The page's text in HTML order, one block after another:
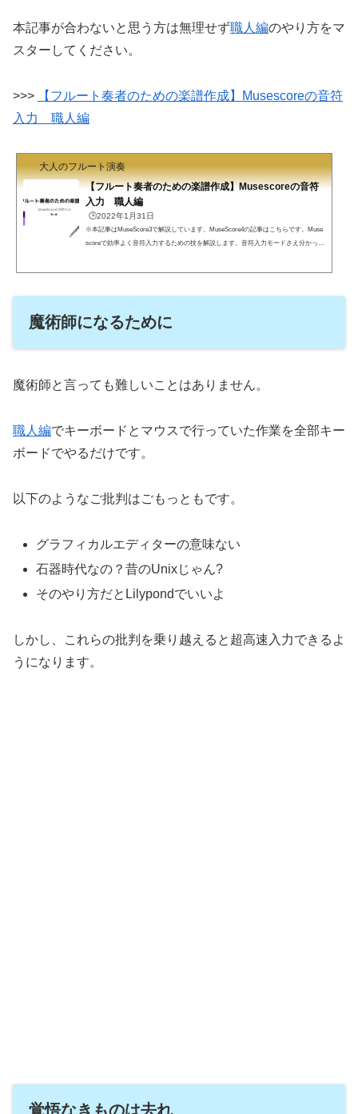
本記事が合わないと思う方は無理せず職人編のやり方をマ
スターしてください。
>>>
【フルート奏者のための楽譜作成】Musescoreの音符
入力 職人編
大人のフルート演奏
【フルート奏者のための楽譜作成】Musescoreの音符
入力 職人編
🕒️2022年1月31日
※本記事はMuseScore3で解説しています。MuseScore4の記事はこちらです。Muse
scoreで効率よく音符入力するための技を解説します。音符入力モードさえ分かって
「音符入力モード」について理解していない方は音符入力モードの説明を読んでか
魔術師になるために
魔術師と言っても難しいことはありません。
職人編でキーボードとマウスで行っていた作業を全部キー
ボードでやるだけです。
以下のようなご批判はごもっともです。
グラフィカルエディターの意味ない
石器時代なの？昔のUnixじゃん?
そのやり方だとLilypondでいいよ
しかし、これらの批判を乗り越えると超高速入力できるよ
うになります。
覚悟なきものは去れ